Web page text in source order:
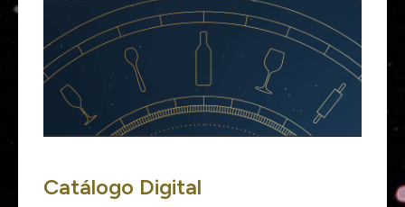
Catálogo Digital